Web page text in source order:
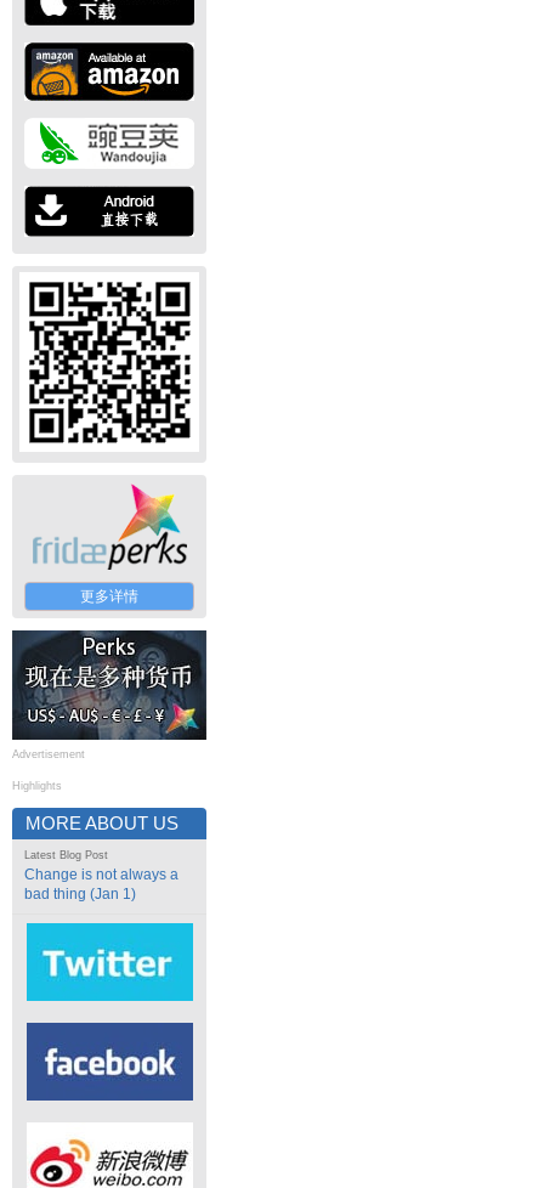
更多详情
Advertisement
Highlights
MORE ABOUT US
Latest Blog Post
Change is not always a
bad thing (Jan 1)